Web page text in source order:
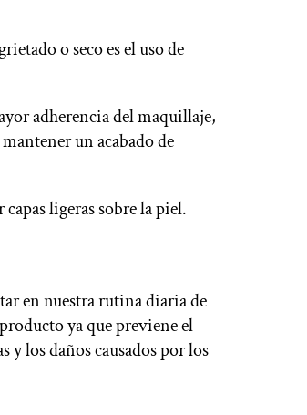
o seco es el uso de
adherencia del maquillaje,
un acabado de
ligeras sobre la piel.
en nuestra rutina diaria de
ya que previene el
los daños causados por los